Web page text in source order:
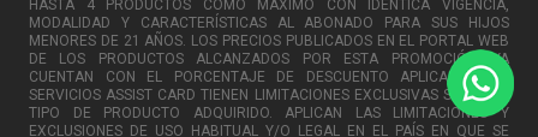
HASTA 4 PRODUCTOS COMO MÁXIMO CON IDÉNTICA VIGENCIA,
MODALIDAD Y CARACTERÍSTICAS AL ABONADO PARA SUS HIJOS
MENORES DE 21 AÑOS. LOS PRECIOS PUBLICADOS EN EL PORTAL WEB
DE LOS PRODUCTOS ALCANZADOS POR ESTA PROMOCIÓN, YA
CUENTAN CON EL PORCENTAJE DE DESCUENTO APLICADO. LOS
SERVICIOS ASSIST CARD TIENEN LIMITACIONES EXCLUSIVAS SEGÚN EL
TIPO DE PRODUCTO ADQUIRIDO. APLICAN LAS LIMITACIONES Y
EXCLUSIONES DE USO HABITUAL Y/O LEGAL EN EL PAÍS EN QUE SE